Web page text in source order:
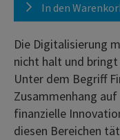
In den
Die Digitalisierung
nicht halt und
Unter dem Begriff
Zusammenhang
finanzielle
diesen Bereichen